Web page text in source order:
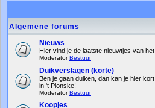
Algemene forums
Nieuws
Hier vind je de laatste nieuwtjes van het
ModeratorBestuur
Duikverslagen (korte)
Ben je gaan duiken, dan kan je hier
in 't Plonske!
ModeratorBestuur
Koopjes